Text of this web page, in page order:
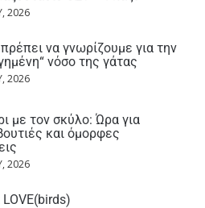
2026
να γνωρίζουμε για την
νόσο της γάτας
2026
με τον σκύλο: Ώρα για
και όμορφες
2026